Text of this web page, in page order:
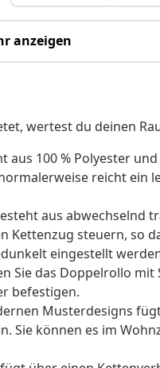
anzeigen
wertest du deinen
aus 100 % Polyester
reicht ein
aus abwechselnd
Kettenzug steuern, so
eingestellt
Sie das Doppelrollo
befestigen.
Musterdesigns
Sie können es im